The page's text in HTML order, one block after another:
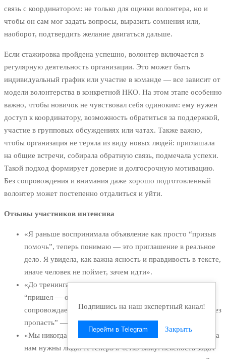
связь с координатором: не только для оценки волонтера, но и
чтобы он сам мог задать вопросы, выразить сомнения или,
наоборот, подтвердить желание двигаться дальше.
Если стажировка пройдена успешно, волонтер включается в
регулярную деятельность организации. Это может быть
индивидуальный график или участие в команде — все зависит от
модели волонтерства в конкретной НКО. На этом этапе особенно
важно, чтобы новичок не чувствовал себя одиноким: ему нужен
доступ к координатору, возможность обратиться за поддержкой,
участие в групповых обсуждениях или чатах. Также важно,
чтобы организация не теряла из виду новых людей: приглашала
на общие встречи, собирала обратную связь, подмечала успехи.
Такой подход формирует доверие и долгосрочную мотивацию.
Без сопровождения и внимания даже хорошо подготовленный
волонтер может постепенно отдалиться и уйти.
Отзывы участников интенсива
«Я раньше воспринимала объявление как просто “призыв
помочь”, теперь понимаю — это приглашение в реальное
дело. Я увидела, как важна ясность и правдивость в тексте,
иначе человек не поймет, зачем идти».
«До тренинга я думала, что рекрутинг — это воронка
“пришел — остался”, а теперь поняла: это путь, где мы
сопровождаем. Особенно запомнился образ “прыжка через
пропасть” — он прям про тех, кого мы зовем».
«Мы никогда не формулировали, на какие конкретные дела
нам нужны люди. А теперь я четко вижу: неясность задач
Подпишись на наш экспертный канал!
Перейти в Telegram Закрыть